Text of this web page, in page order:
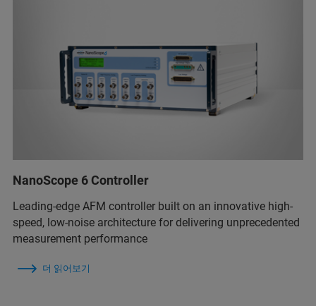
NanoScope 6 Controller
Leading-edge AFM controller built on an innovative high-
speed, low-noise architecture for delivering unprecedented
measurement performance
더 읽어보기